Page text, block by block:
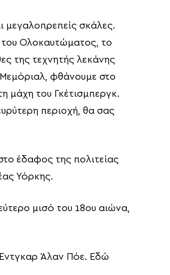
μεγαλοπρεπείς σκάλες.
του Ολοκαυτώματος, το
της τεχνητής λεκάνης
φθάνουμε στο
μάχη του Γκέτισμπεργκ.
περιοχή, θα σας
έδαφος της πολιτείας
Υόρκης.
μισό του 18ου αιώνα,
Έντγκαρ Άλαν Πόε. Εδώ